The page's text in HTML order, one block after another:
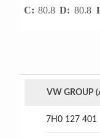
C: 80.8 D: 80.8
VW GROUP
7H0 127 401